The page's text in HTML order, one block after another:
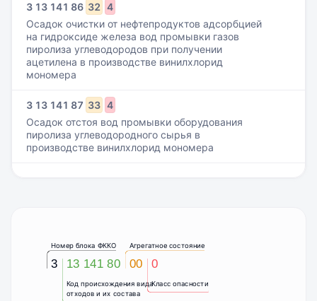
3 13 141 86 32 4
Осадок очистки от нефтепродуктов адсорбцией
на гидроксиде железа вод промывки газов
пиролиза углеводородов при получении
ацетилена в производстве винилхлорид
мономера
3 13 141 87 33 4
Осадок отстоя вод промывки оборудования
пиролиза углеводородного сырья в
производстве винилхлорид мономера
3
Номер блока ФККО
Код происхождения вида
отходов и их состава
13 141 80
Агрегатное состояние
00
Класс опасности
0